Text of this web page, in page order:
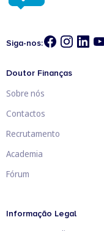
Siga-nos:
Doutor Finanças
Sobre nós
Contactos
Recrutamento
Academia
Fórum
Informação Legal